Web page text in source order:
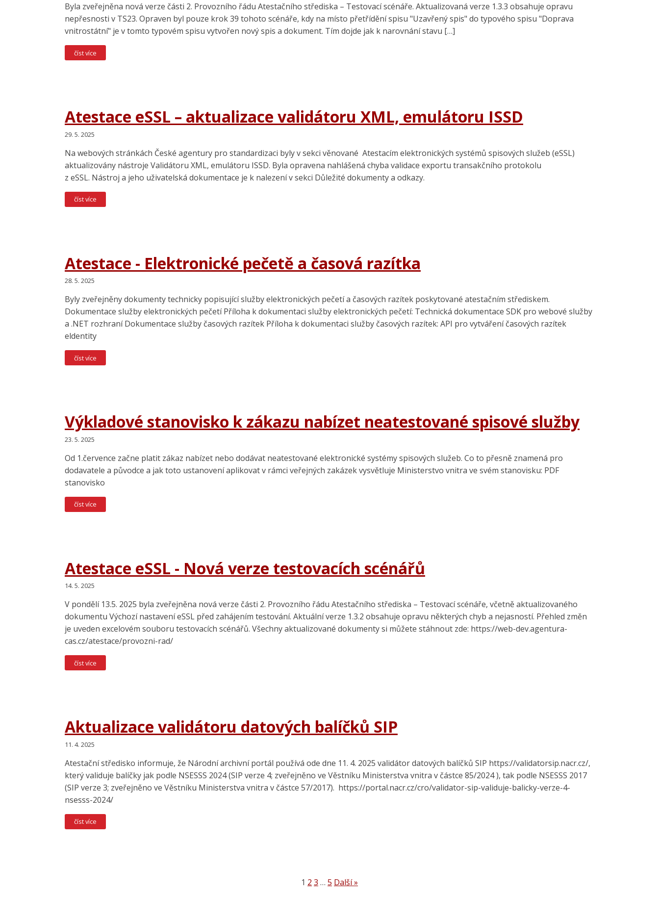
Byla zveřejněna nová verze části 2. Provozního řádu Atestačního střediska – Testovací scénáře. Aktualizovaná verze 1.3.3 obsahuje opravu
nepřesnosti v TS23. Opraven byl pouze krok 39 tohoto scénáře, kdy na místo přetřídění spisu "Uzavřený spis" do typového spisu "Doprava
vnitrostátní" je v tomto typovém spisu vytvořen nový spis a dokument. Tím dojde jak k narovnání stavu […]
číst více
Atestace eSSL – aktualizace validátoru XML, emulátoru ISSD
29. 5. 2025
Na webových stránkách České agentury pro standardizaci byly v sekci věnované Atestacím elektronických systémů spisových služeb (eSSL)
aktualizovány nástroje Validátoru XML, emulátoru ISSD. Byla opravena nahlášená chyba validace exportu transakčního protokolu
z eSSL. Nástroj a jeho uživatelská dokumentace je k nalezení v sekci Důležité dokumenty a odkazy.
číst více
Atestace - Elektronické pečetě a časová razítka
28. 5. 2025
Byly zveřejněny dokumenty technicky popisující služby elektronických pečetí a časových razítek poskytované atestačním střediskem.
Dokumentace služby elektronických pečetí Příloha k dokumentaci služby elektronických pečetí: Technická dokumentace SDK pro webové služby
a .NET rozhraní Dokumentace služby časových razítek Příloha k dokumentaci služby časových razítek: API pro vytváření časových razítek
eldentity
číst více
Výkladové stanovisko k zákazu nabízet neatestované spisové služby
23. 5. 2025
Od 1.července začne platit zákaz nabízet nebo dodávat neatestované elektronické systémy spisových služeb. Co to přesně znamená pro
dodavatele a původce a jak toto ustanovení aplikovat v rámci veřejných zakázek vysvětluje Ministerstvo vnitra ve svém stanovisku: PDF
stanovisko
číst více
Atestace eSSL - Nová verze testovacích scénářů
14. 5. 2025
V pondělí 13.5. 2025 byla zveřejněna nová verze části 2. Provozního řádu Atestačního střediska – Testovací scénáře, včetně aktualizovaného
dokumentu Výchozí nastavení eSSL před zahájením testování. Aktuální verze 1.3.2 obsahuje opravu některých chyb a nejasností. Přehled změn
je uveden excelovém souboru testovacích scénářů. Všechny aktualizované dokumenty si můžete stáhnout zde: https://web-dev.agentura-
cas.cz/atestace/provozni-rad/
číst více
Aktualizace validátoru datových balíčků SIP
11. 4. 2025
Atestační středisko informuje, že Národní archivní portál používá ode dne 11. 4. 2025 validátor datových balíčků SIP https://validatorsip.nacr.cz/,
který validuje balíčky jak podle NSESSS 2024 (SIP verze 4; zveřejněno ve Věstníku Ministerstva vnitra v částce 85/2024 ), tak podle NSESSS 2017
(SIP verze 3; zveřejněno ve Věstníku Ministerstva vnitra v částce 57/2017). https://portal.nacr.cz/cro/validator-sip-validuje-balicky-verze-4-
nsesss-2024/
číst více
1 2 3 … 5 Další »